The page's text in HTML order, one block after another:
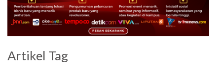
Artikel Tag